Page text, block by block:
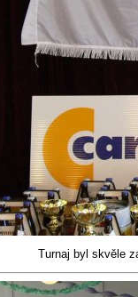
Turnaj byl skvěle